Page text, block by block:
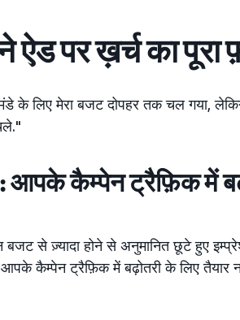
ऐड पर ख़र्च का पूरा
के लिए मेरा बजट दोपहर तक चल गया,
आपके कैम्पेन ट्रैफ़िक में
से ज़्यादा होने से अनुमानित छूटे हुए
कैम्पेन ट्रैफ़िक में बढ़ोतरी के लिए तैयार